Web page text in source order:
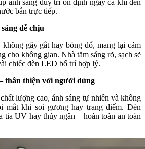
bắn trực tiếp.
dễ chịu
gây gắt hay bóng đổ, mang lại cảm
cho không gian. Nhà tắm sáng rõ, sạch sẽ
chiếc đèn LED bố trí hợp lý.
thân thiện với người dùng
lượng cao, ánh sáng tự nhiên và không
mắt khi soi gương hay trang điểm. Đèn
tia UV hay thủy ngân – hoàn toàn an toàn